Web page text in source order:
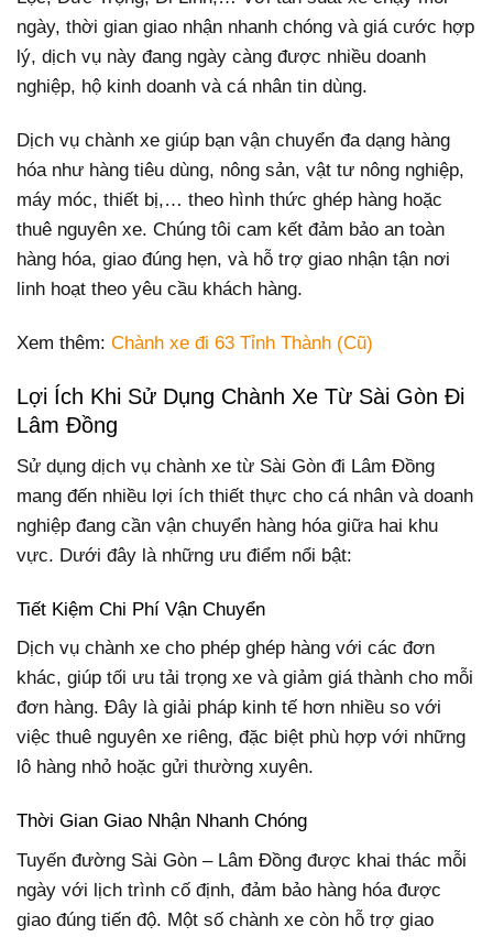
ngày, thời gian giao nhận nhanh chóng và giá cước hợp
lý, dịch vụ này đang ngày càng được nhiều doanh
nghiệp, hộ kinh doanh và cá nhân tin dùng.
Dịch vụ chành xe giúp bạn vận chuyển đa dạng hàng
hóa như hàng tiêu dùng, nông sản, vật tư nông nghiệp,
máy móc, thiết bị,… theo hình thức ghép hàng hoặc
thuê nguyên xe. Chúng tôi cam kết đảm bảo an toàn
hàng hóa, giao đúng hẹn, và hỗ trợ giao nhận tận nơi
linh hoạt theo yêu cầu khách hàng.
Xem thêm: Chành xe đi 63 Tỉnh Thành (Cũ)
Lợi Ích Khi Sử Dụng Chành Xe Từ Sài Gòn Đi
Lâm Đồng
Sử dụng dịch vụ chành xe từ Sài Gòn đi Lâm Đồng
mang đến nhiều lợi ích thiết thực cho cá nhân và doanh
nghiệp đang cần vận chuyển hàng hóa giữa hai khu
vực. Dưới đây là những ưu điểm nổi bật:
Tiết Kiệm Chi Phí Vận Chuyển
Dịch vụ chành xe cho phép ghép hàng với các đơn
khác, giúp tối ưu tải trọng xe và giảm giá thành cho mỗi
đơn hàng. Đây là giải pháp kinh tế hơn nhiều so với
việc thuê nguyên xe riêng, đặc biệt phù hợp với những
lô hàng nhỏ hoặc gửi thường xuyên.
Thời Gian Giao Nhận Nhanh Chóng
Tuyến đường Sài Gòn – Lâm Đồng được khai thác mỗi
ngày với lịch trình cố định, đảm bảo hàng hóa được
giao đúng tiến độ. Một số chành xe còn hỗ trợ giao